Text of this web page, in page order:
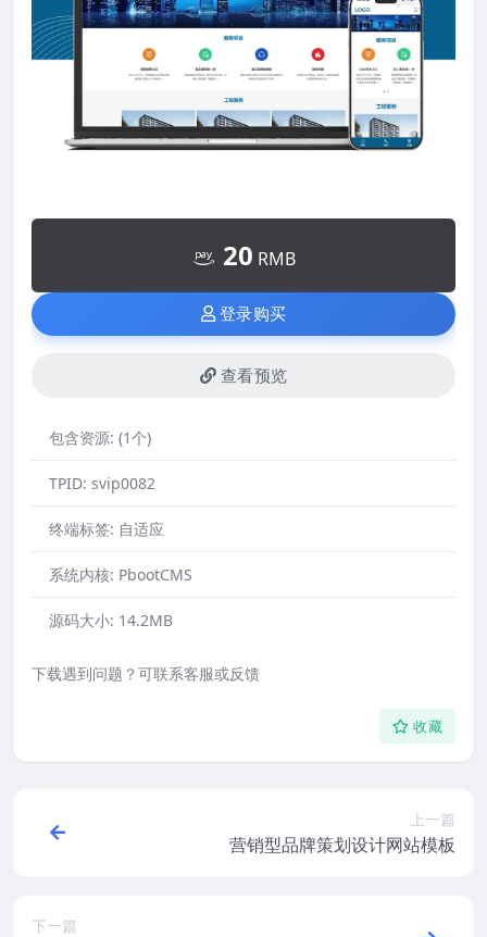
20 RMB
登录购买
查看预览
包含资源: (1个)
TPID: svip0082
终端标签: 自适应
系统内核: PbootCMS
源码大小: 14.2MB
下载遇到问题？可联系客服或反馈
收藏
上一篇
营销型品牌策划设计网站模板
下一篇